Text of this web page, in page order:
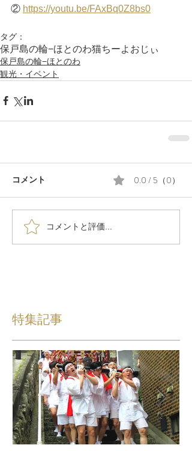
② https://youtu.be/FAxBq0Z8bs0
タグ：
保戸島の輪−ほとのわ猫ちーよおじぃ
保戸島の輪−ほとのわ
観光・イベント
コメント 0.0 / 5（0）
コメントと評価...
特集記事